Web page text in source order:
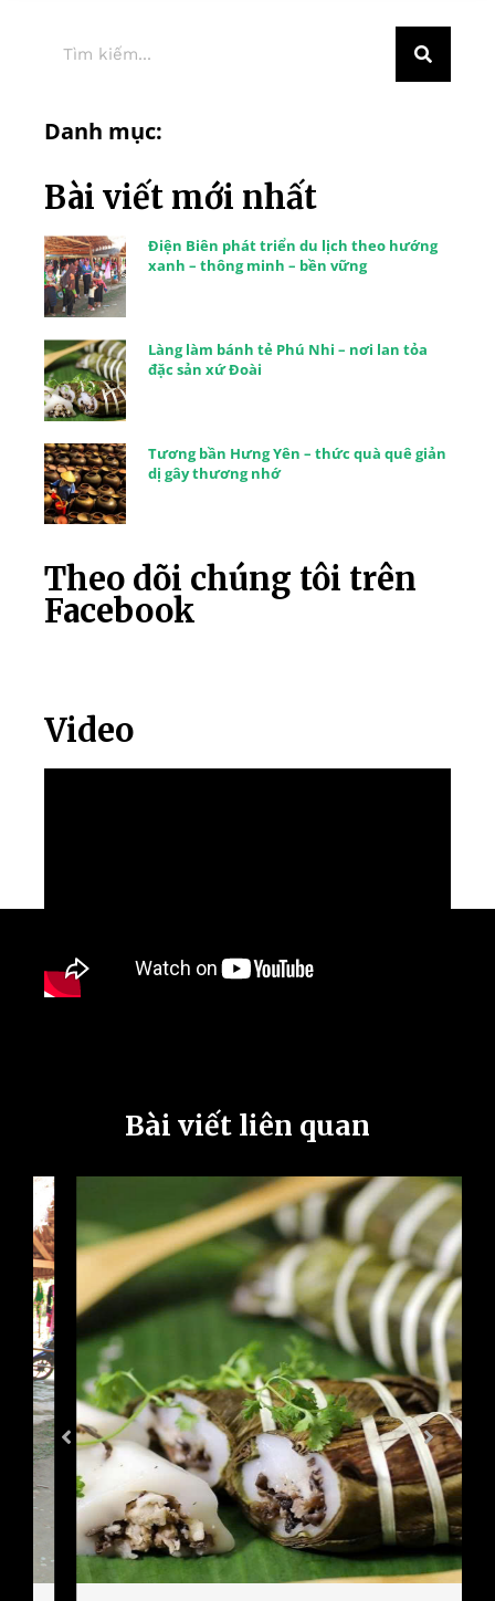
Danh mục:
Bài viết mới nhất
Điện Biên phát triển du lịch theo hướng
xanh – thông minh – bền vững
Làng làm bánh tẻ Phú Nhi – nơi lan tỏa
đặc sản xứ Đoài
Tương bần Hưng Yên – thức quà quê giản
dị gây thương nhớ
Theo dõi chúng tôi trên
Facebook
Video
Bài viết liên quan